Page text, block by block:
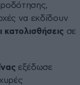
να εκδίδουν
κατολισθήσεις σε
εξέδωσε